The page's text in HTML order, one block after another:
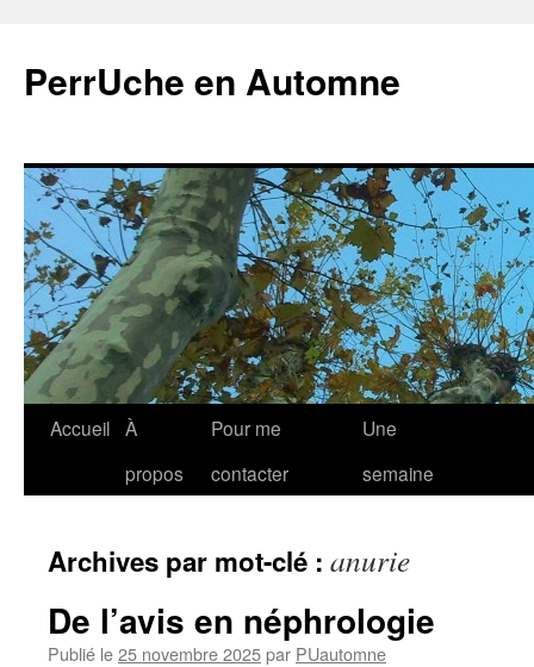
contenu
PerrUche en Automne
Accueil À
propos
Pour me
contacter
Une
semaine
Archives par mot-clé : anurie
De l’avis en néphrologie
Publié le25 novembre 2025par PUautomne